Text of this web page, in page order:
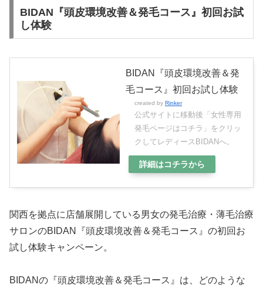
BIDAN『頭皮環境改善＆発毛コース』初回お試
し体験
BIDAN『頭皮環境改善＆発
毛コース』初回お試し体験
created by Rinker
公式サイトに移動後「女性専用
発毛ページはコチラ」をクリッ
クしてレディースBIDANへ。
詳細はコチラから
関西を拠点に店舗展開している男女の発毛治療・薄毛治療
サロンのBIDAN『頭皮環境改善＆発毛コース』の初回お
試し体験キャンペーン。
BIDANの『頭皮環境改善＆発毛コース』は、どのような